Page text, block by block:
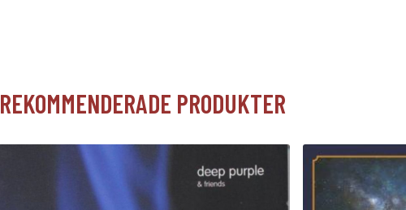
REKOMMENDERADE PRODUKTER